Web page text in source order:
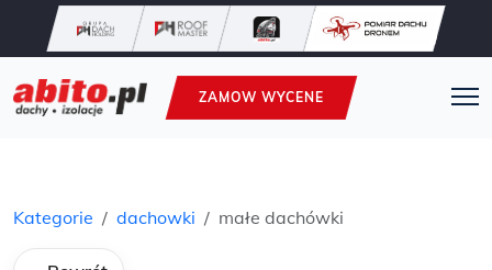
ZAMOW WYCENE
Kategorie dachowki małe dachówki